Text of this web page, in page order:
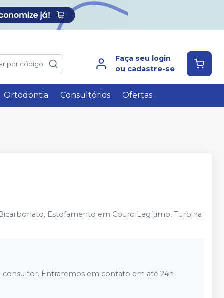
por código
Faça seu login
ou cadastre-se
Ortodontia Consultórios Ofertas
Estofamento em Couro Legítimo, Turbina
Entraremos em contato em até 24h